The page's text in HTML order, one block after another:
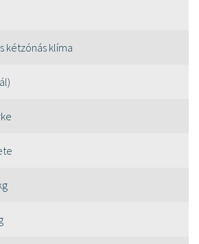
kétzónás klíma